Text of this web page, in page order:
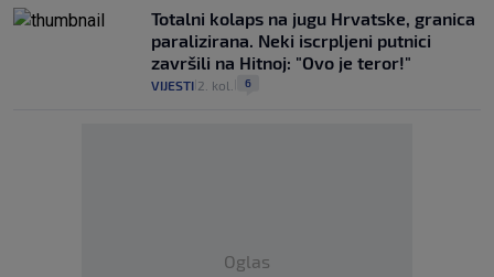
Totalni kolaps na jugu Hrvatske, granica
paralizirana. Neki iscrpljeni putnici
završili na Hitnoj: "Ovo je teror!"
VIJESTI 2. kol. 6
Oglas